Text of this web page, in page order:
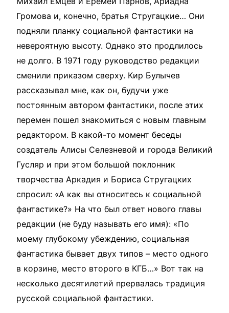
Громова и, конечно, братья Стругацкие… Они
подняли планку социальной фантастики на
невероятную высоту. Однако это продлилось
не долго. В 1971 году руководство редакции
сменили приказом сверху. Кир Булычев
рассказывал мне, как он, будучи уже
постоянным автором фантастики, после этих
перемен пошел знакомиться с новым главным
редактором. В какой-то момент беседы
создатель Алисы Селезневой и города Великий
Гусляр и при этом большой поклонник
творчества Аркадия и Бориса Стругацких
спросил: «А как вы относитесь к социальной
фантастике?» На что был ответ нового главы
редакции (не буду называть его имя): «По
моему глубокому убеждению, социальная
фантастика бывает двух типов – место одного
в корзине, место второго в КГБ…» Вот так на
несколько десятилетий прервалась традиция
русской социальной фантастики.